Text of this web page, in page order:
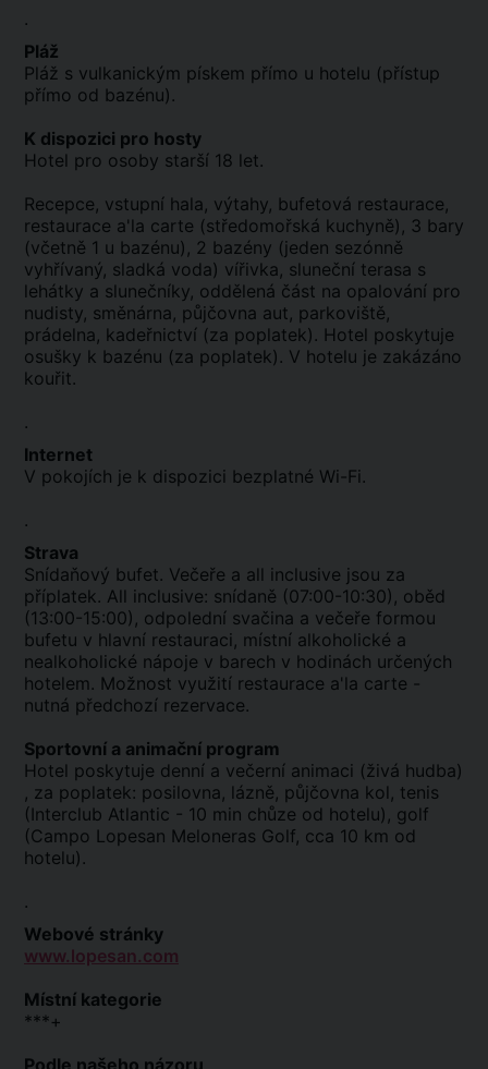
.
Pláž
Pláž s vulkanickým pískem přímo u hotelu (přístup
přímo od bazénu).
K dispozici pro hosty
Hotel pro osoby starší 18 let.
Recepce, vstupní hala, výtahy, bufetová restaurace,
restaurace a'la carte (středomořská kuchyně), 3 bary
(včetně 1 u bazénu), 2 bazény (jeden sezónně
vyhřívaný, sladká voda) vířivka, sluneční terasa s
lehátky a slunečníky, oddělená část na opalování pro
nudisty, směnárna, půjčovna aut, parkoviště,
prádelna, kadeřnictví (za poplatek). Hotel poskytuje
osušky k bazénu (za poplatek). V hotelu je zakázáno
kouřit.
.
Internet
V pokojích je k dispozici bezplatné Wi-Fi.
.
Strava
Snídaňový bufet. Večeře a all inclusive jsou za
příplatek. All inclusive: snídaně (07:00-10:30), oběd
(13:00-15:00), odpolední svačina a večeře formou
bufetu v hlavní restauraci, místní alkoholické a
nealkoholické nápoje v barech v hodinách určených
hotelem. Možnost využití restaurace a'la carte -
nutná předchozí rezervace.
Sportovní a animační program
Hotel poskytuje denní a večerní animaci (živá hudba)
, za poplatek: posilovna, lázně, půjčovna kol, tenis
(Interclub Atlantic - 10 min chůze od hotelu), golf
(Campo Lopesan Meloneras Golf, cca 10 km od
hotelu).
.
Webové stránky
www.lopesan.com
Místní kategorie
***+
Podle našeho názoru